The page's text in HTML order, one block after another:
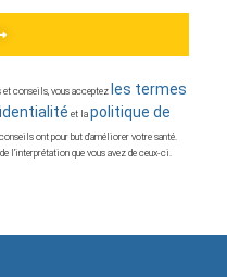
conseils, vous acceptez les termes
et la politique de
ont pour but d’améliorer votre santé.
l’interprétation que vous avez de ceux-ci.